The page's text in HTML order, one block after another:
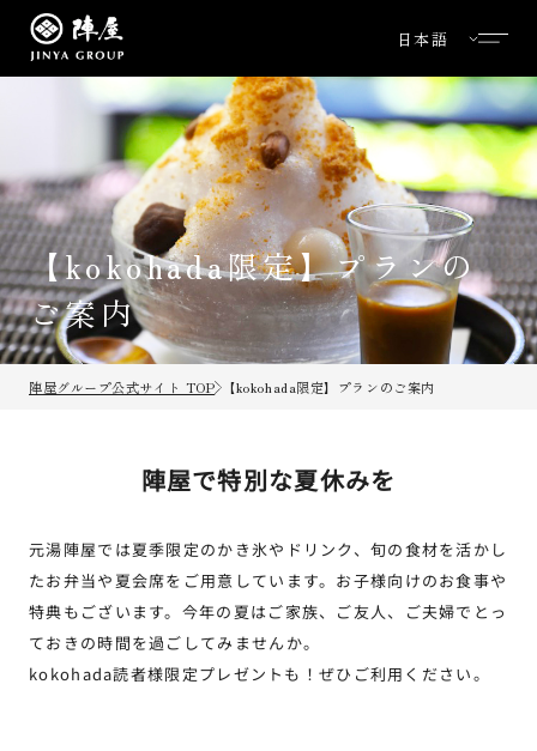
【kokohada限定】プランの
ご案内
陣屋グループ公式サイト TOP 【kokohada限定】プランのご案内
陣屋で特別な夏休みを
元湯陣屋では夏季限定のかき氷やドリンク、旬の食材を活かし
たお弁当や夏会席をご用意しています。お子様向けのお食事や
特典もございます。今年の夏はご家族、ご友人、ご夫婦でとっ
ておきの時間を過ごしてみませんか。
kokohada読者様限定プレゼントも！ぜひご利用ください。